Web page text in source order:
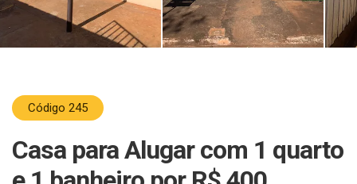
Código 245
Casa para Alugar com 1 quarto